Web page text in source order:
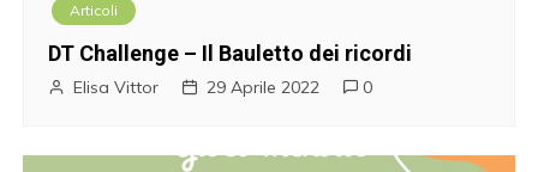
Articoli
DT Challenge – Il Bauletto dei ricordi
Elisa Vittor 29 Aprile 2022 0